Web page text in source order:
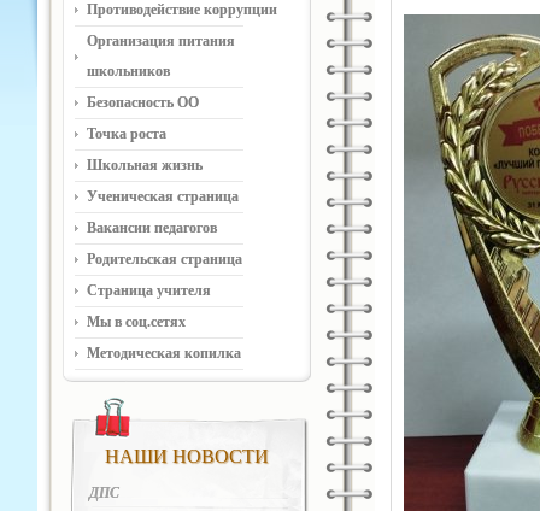
Противодействие коррупции
Организация питания
школьников
Безопасность ОО
Точка роста
Школьная жизнь
Ученическая страница
Вакансии педагогов
Родительская страница
Страница учителя
Мы в соц.сетях
Методическая копилка
НАШИ НОВОСТИ
ДПС